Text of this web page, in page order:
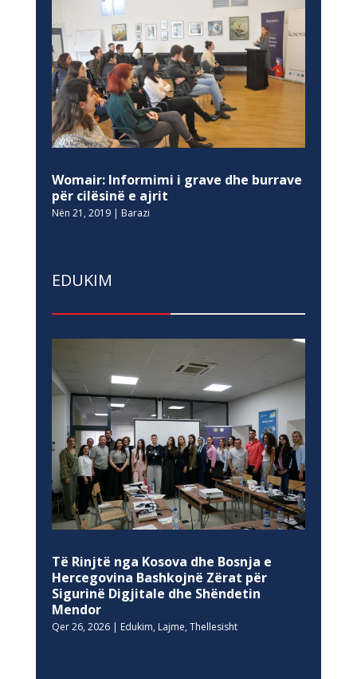
Womair: Informimi i grave dhe burrave
për cilësinë e ajrit
Nën 21, 2019| Barazi
EDUKIM
Të Rinjtë nga Kosova dhe Bosnja e
Hercegovina Bashkojnë Zërat për
Sigurinë Digjitale dhe Shëndetin
Mendor
Qer 26, 2026| Edukim, Lajme, Thellesisht